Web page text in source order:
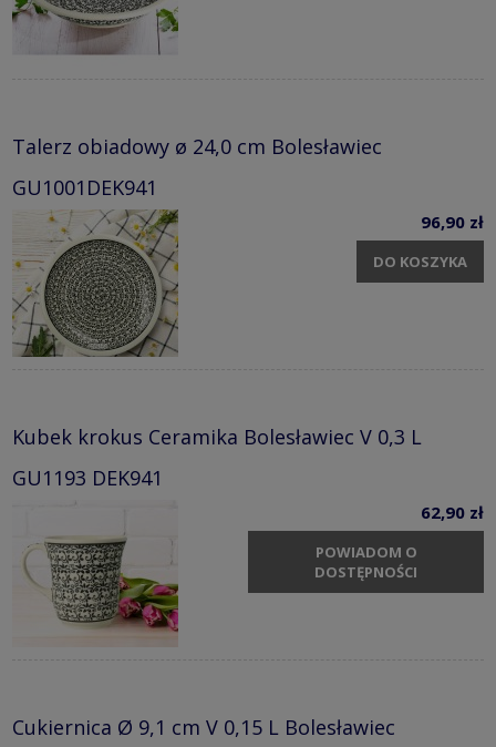
Talerz obiadowy ø 24,0 cm Bolesławiec
GU1001DEK941
96,90 zł
DO KOSZYKA
Kubek krokus Ceramika Bolesławiec V 0,3 L
GU1193 DEK941
62,90 zł
POWIADOM O
DOSTĘPNOŚCI
Cukiernica Ø 9,1 cm V 0,15 L Bolesławiec